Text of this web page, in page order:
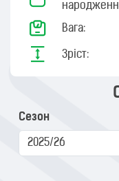
Вага:
Зріст:
Сезон